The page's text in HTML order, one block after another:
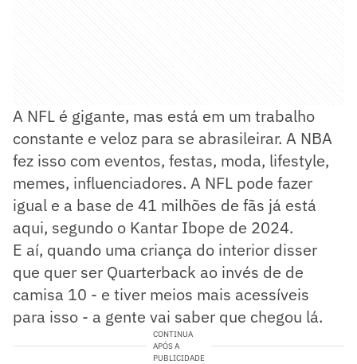
A NFL é gigante, mas está em um trabalho
constante e veloz para se abrasileirar. A NBA
fez isso com eventos, festas, moda, lifestyle,
memes, influenciadores. A NFL pode fazer
igual e a base de 41 milhões de fãs já está
aqui, segundo o Kantar Ibope de 2024.
E aí, quando uma criança do interior disser
que quer ser Quarterback ao invés de de
camisa 10 - e tiver meios mais acessíveis
para isso - a gente vai saber que chegou lá.
CONTINUA
APÓS A
PUBLICIDADE